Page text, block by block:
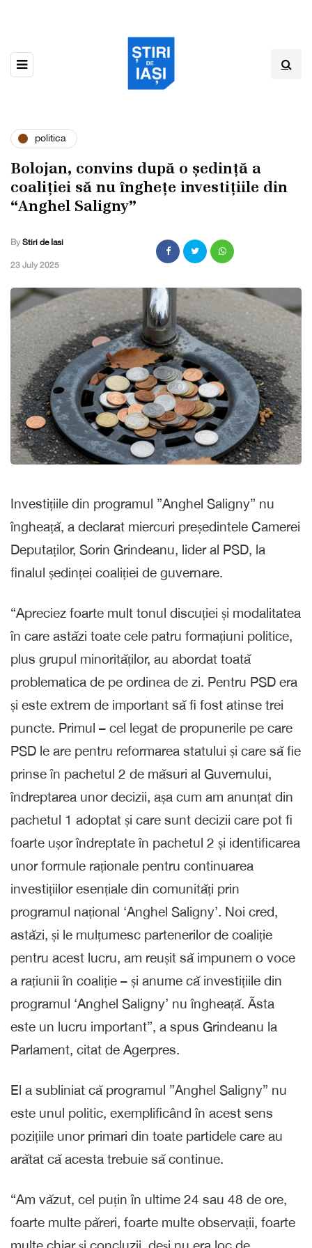
politica
Bolojan, convins după o ședință a
coaliției să nu înghețe investițiile din
“Anghel Saligny”
By Stiri de Iasi
,23 July 2025
Investițiile din programul ”Anghel Saligny” nu
îngheață, a declarat miercuri președintele Camerei
Deputaților, Sorin Grindeanu, lider al PSD, la
finalul ședinței coaliției de guvernare.
“Apreciez foarte mult tonul discuției și modalitatea
în care astăzi toate cele patru formațiuni politice,
plus grupul minorităților, au abordat toată
problematica de pe ordinea de zi. Pentru PSD era
și este extrem de important să fi fost atinse trei
puncte. Primul – cel legat de propunerile pe care
PSD le are pentru reformarea statului și care să fie
prinse în pachetul 2 de măsuri al Guvernului,
îndreptarea unor decizii, așa cum am anunțat din
pachetul 1 adoptat și care sunt decizii care pot fi
foarte ușor îndreptate în pachetul 2 și identificarea
unor formule raționale pentru continuarea
investițiilor esențiale din comunități prin
programul național ‘Anghel Saligny’. Noi cred,
astăzi, și le mulțumesc partenerilor de coaliție
pentru acest lucru, am reușit să impunem o voce
a rațiunii în coaliție – și anume că investițiile din
programul ‘Anghel Saligny’ nu îngheață. Ãsta
este un lucru important”, a spus Grindeanu la
Parlament, citat de Agerpres.
El a subliniat că programul ”Anghel Saligny” nu
este unul politic, exemplificând în acest sens
pozițiile unor primari din toate partidele care au
arătat că acesta trebuie să continue.
“Am văzut, cel puțin în ultime 24 sau 48 de ore,
foarte multe păreri, foarte multe observații, foarte